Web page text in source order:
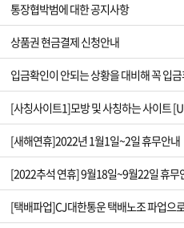
통장협박범에 대한 공지사항
상품권 현금결제 신청안내
입금확인이 안되는 상황을 대비해 꼭 입
[사칭사이트1]모방 및 사칭하는 사이트
[새해연휴]2022년 1월1일~2일 휴무안내
[2022추석 연휴] 9월18일~9월22일 휴무
[택배파업]CJ대한통운 택배노조 파업으